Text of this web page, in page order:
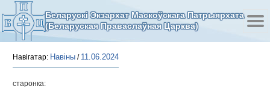
Беларускі Экзархат Маскоўскага Патрыярхата
(Беларуская Праваслаўная Царква)
Навігатар: Навіны / 11.06.2024
старонка: